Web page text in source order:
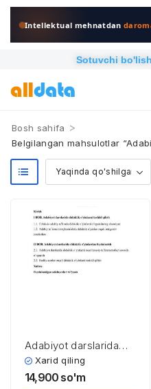
Intellektual mehnatdan
Sotuvchi bo'lish
Bosh sahifa >
Belgilangan mahsulotlar
Adabiyot darslarida
didaktik o’yinlar
Xarid qiling
14,900 so'm